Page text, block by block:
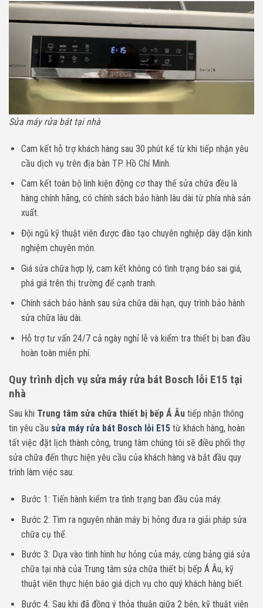
Sửa máy rửa bát tại nhà
Cam kết hỗ trợ khách hàng sau 30 phút kể từ khi tiếp nhận yêu
cầu dịch vụ trên địa bàn TP. Hồ Chí Minh.
Cam kết toàn bộ linh kiện động cơ thay thế sửa chữa đều là
hàng chính hãng, có chính sách bảo hành lâu dài từ phía nhà sản
xuất.
Đội ngũ kỹ thuật viên được đào tạo chuyên nghiệp dày dặn kinh
nghiệm chuyên môn.
Giá sửa chữa hợp lý, cam kết không có tình trạng báo sai giá,
phá giá trên thị trường để cạnh tranh.
Chính sách bảo hành sau sửa chữa dài hạn, quy trình bảo hành
sửa chữa lâu dài.
Hỗ trợ tư vấn 24/7 cả ngày nghỉ lễ và kiểm tra thiết bị ban đầu
hoàn toàn miễn phí.
Quy trình dịch vụ sửa máy rửa bát Bosch lỗi E15 tại
nhà
Sau khi Trung tâm sửa chữa thiết bị bếp Á Âu tiếp nhận thông
tin yêu cầu sửa máy rửa bát Bosch lỗi E15 từ khách hàng, hoàn
tất việc đặt lịch thành công, trung tâm chúng tôi sẽ điều phối thợ
sửa chữa đến thực hiện yêu cầu của khách hàng và bắt đầu quy
trình làm việc sau:
Bước 1: Tiến hành kiểm tra tình trạng ban đầu của máy.
Bước 2: Tìm ra nguyên nhân máy bị hỏng đưa ra giải pháp sửa
chữa cụ thể.
Bước 3: Dựa vào tình hình hư hỏng của máy, cùng bảng giá sửa
chữa tại nhà của Trung tâm sửa chữa thiết bị bếp Á Âu, kỹ
thuật viên thực hiện báo giá dịch vụ cho quý khách hàng biết.
Bước 4: Sau khi đã đồng ý thỏa thuận giữa 2 bên, kỹ thuật viên